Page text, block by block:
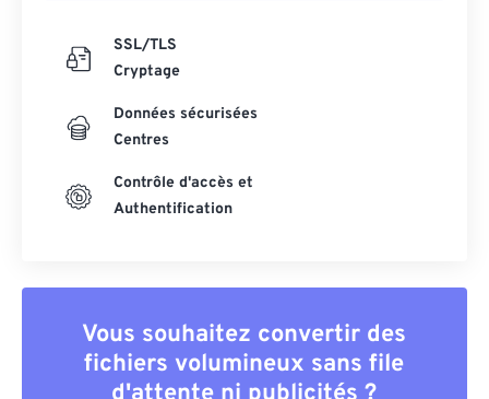
SSL/TLS
Cryptage
Données sécurisées
Centres
Contrôle d'accès et
Authentification
Vous souhaitez convertir des
fichiers volumineux sans file